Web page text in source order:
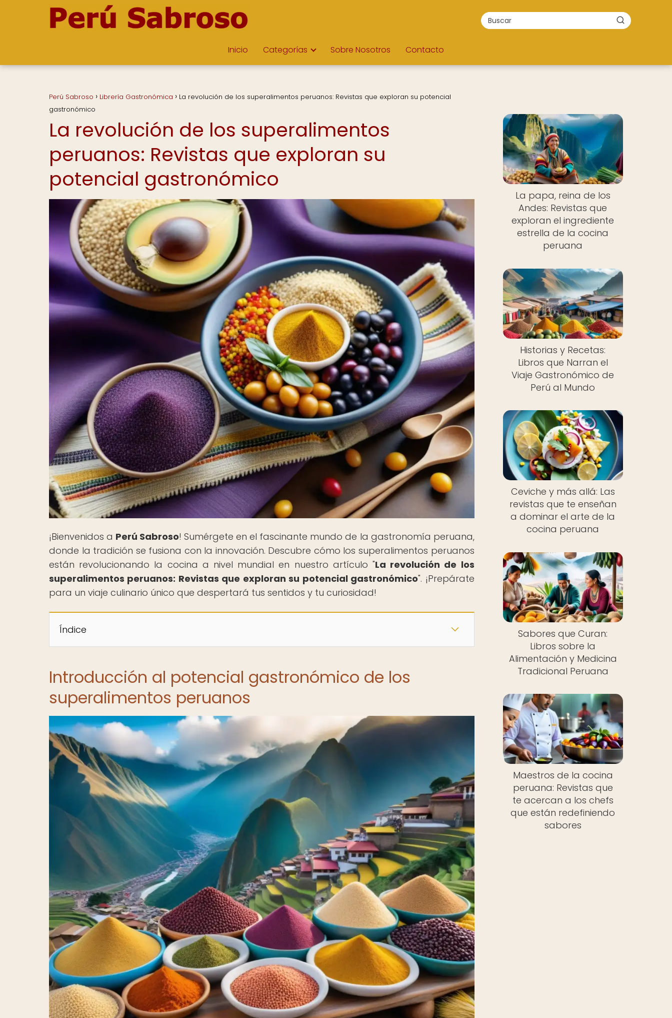
Inicio Categorías Sobre Nosotros Contacto
Perú Sabroso Librería Gastronómica
La revolución de los superalimentos peruanos: Revistas que exploran su potencial
gastronómico
La revolución de los superalimentos
peruanos: Revistas que exploran su
potencial gastronómico
¡Bienvenidos a Perú Sabroso! Sumérgete en el fascinante mundo de la gastronomía peruana,
donde la tradición se fusiona con la innovación. Descubre cómo los superalimentos peruanos
están revolucionando la cocina a nivel mundial en nuestro artículo "La revolución de los
superalimentos peruanos: Revistas que exploran su potencial gastronómico". ¡Prepárate
para un viaje culinario único que despertará tus sentidos y tu curiosidad!
Índice
Introducción al potencial gastronómico de los
superalimentos peruanos
La papa, reina de los
Andes: Revistas que
exploran el ingrediente
estrella de la cocina
peruana
Historias y Recetas:
Libros que Narran el
Viaje Gastronómico de
Perú al Mundo
Ceviche y más allá: Las
revistas que te enseñan
a dominar el arte de la
cocina peruana
Sabores que Curan:
Libros sobre la
Alimentación y Medicina
Tradicional Peruana
Maestros de la cocina
peruana: Revistas que
te acercan a los chefs
que están redefiniendo
sabores